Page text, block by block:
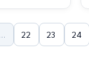
… 22 23 24